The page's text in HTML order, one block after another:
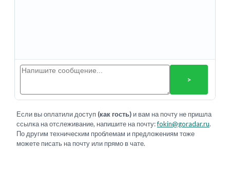
>
Если вы оплатили доступ (как гость) и вам на почту не пришла
ссылка на отслеживание, напишите на почту:fokin@goradar.ru.
По другим техническим проблемам и предложениям тоже
можете писать на почту или прямо в чате.